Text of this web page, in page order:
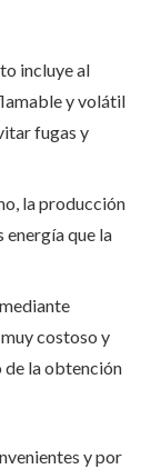
incluye al
y volátil
fugas y
la producción
energía que la
costoso y
de la obtención
y por